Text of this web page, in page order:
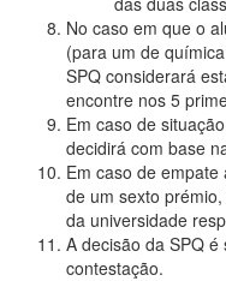
No caso em que o
(para um de
SPQ considerará
encontre nos 5
Em caso de
decidirá com base
Em caso de
de um sexto
da universidade
A decisão da SPQ
contestação.